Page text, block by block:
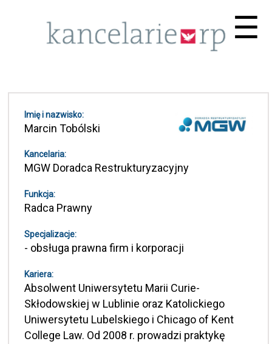
☰
Imię i nazwisko:
Marcin Tobólski
Kancelaria:
MGW Doradca Restrukturyzacyjny
Funkcja:
Radca Prawny
Specjalizacje:
- obsługa prawna firm i korporacji
Kariera:
Absolwent Uniwersytetu Marii Curie-
Skłodowskiej w Lublinie oraz Katolickiego
Uniwersytetu Lubelskiego i Chicago of Kent
College Law. Od 2008 r. prowadzi praktykę